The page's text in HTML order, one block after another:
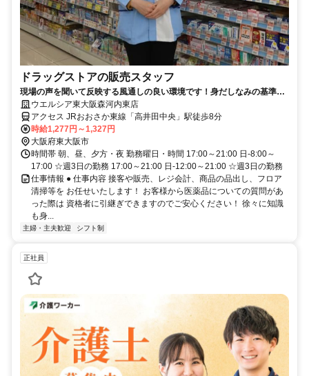
ドラッグストアの販売スタッフ
現場の声を聞いて反映する風通しの良い環境です！身だしなみの基準を
大幅に緩和しました！
ウエルシア東大阪森河内東店
アクセス JRおおさか東線「高井田中央」駅徒歩8分
時給1,277円～1,327円
大阪府東大阪市
時間帯 朝、昼、夕方・夜 勤務曜日・時間 17:00～21:00 日-8:00～
17:00 ☆週3日の勤務 17:00～21:00 日-12:00～21:00 ☆週3日の勤務
仕事情報 ● 仕事内容 接客や販売、レジ会計、商品の品出し、フロア
清掃等を お任せいたします！ お客様から医薬品についての質問があ
った際は 資格者に引継ぎできますのでご安心ください！ 徐々に知識
も身...
主婦・主夫歓迎 シフト制
正社員